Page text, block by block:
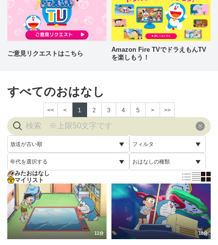
ご意見リクエストはこちら
Amazon Fire TVでドラえもんTV
を楽しもう！
すべてのおはなし
<< < 1 2 3 4 5 > >>
放送が古い順
放送が古い順
放送が新しい順
配信が古い順
配信が新しい順
フィルタ
すべて
未視聴
年代を選択する
すべて
2005年
2006年
2007年
おはなしの種類
通常回
誕生日スペシャル
みたおはなし
マイリスト
11分 18分